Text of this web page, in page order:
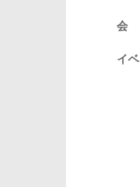
会
イ